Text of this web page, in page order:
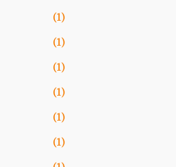
1
1
1
1
1
1